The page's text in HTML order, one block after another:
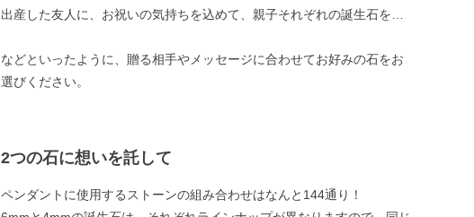
出産した友人に、お祝いの気持ちを込めて、親子それぞれの誕生石を…
などといったように、贈る相手やメッセージに合わせてお好みの石をお
選びください。
2つの石に想いを託して
ペンダントに使用するストーンの組み合わせはなんと144通り！